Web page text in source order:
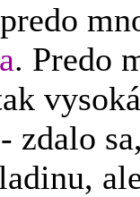
. Predo
zdalo